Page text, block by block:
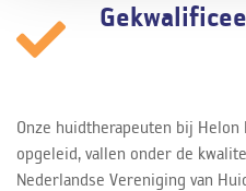
Onze huidtherapeuten bij
opgeleid, vallen onder de
Nederlandse Vereniging van